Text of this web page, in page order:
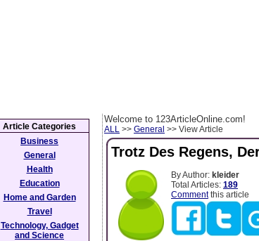
Welcome to 123ArticleOnline.com!
ALL >> General >> View Article
Trotz Des Regens,
By Author: kleider
Total Articles: 189
Commentthis article
Article Categories
Business
General
Health
Education
Home and Garden
Travel
Technology, Gadget
and Science